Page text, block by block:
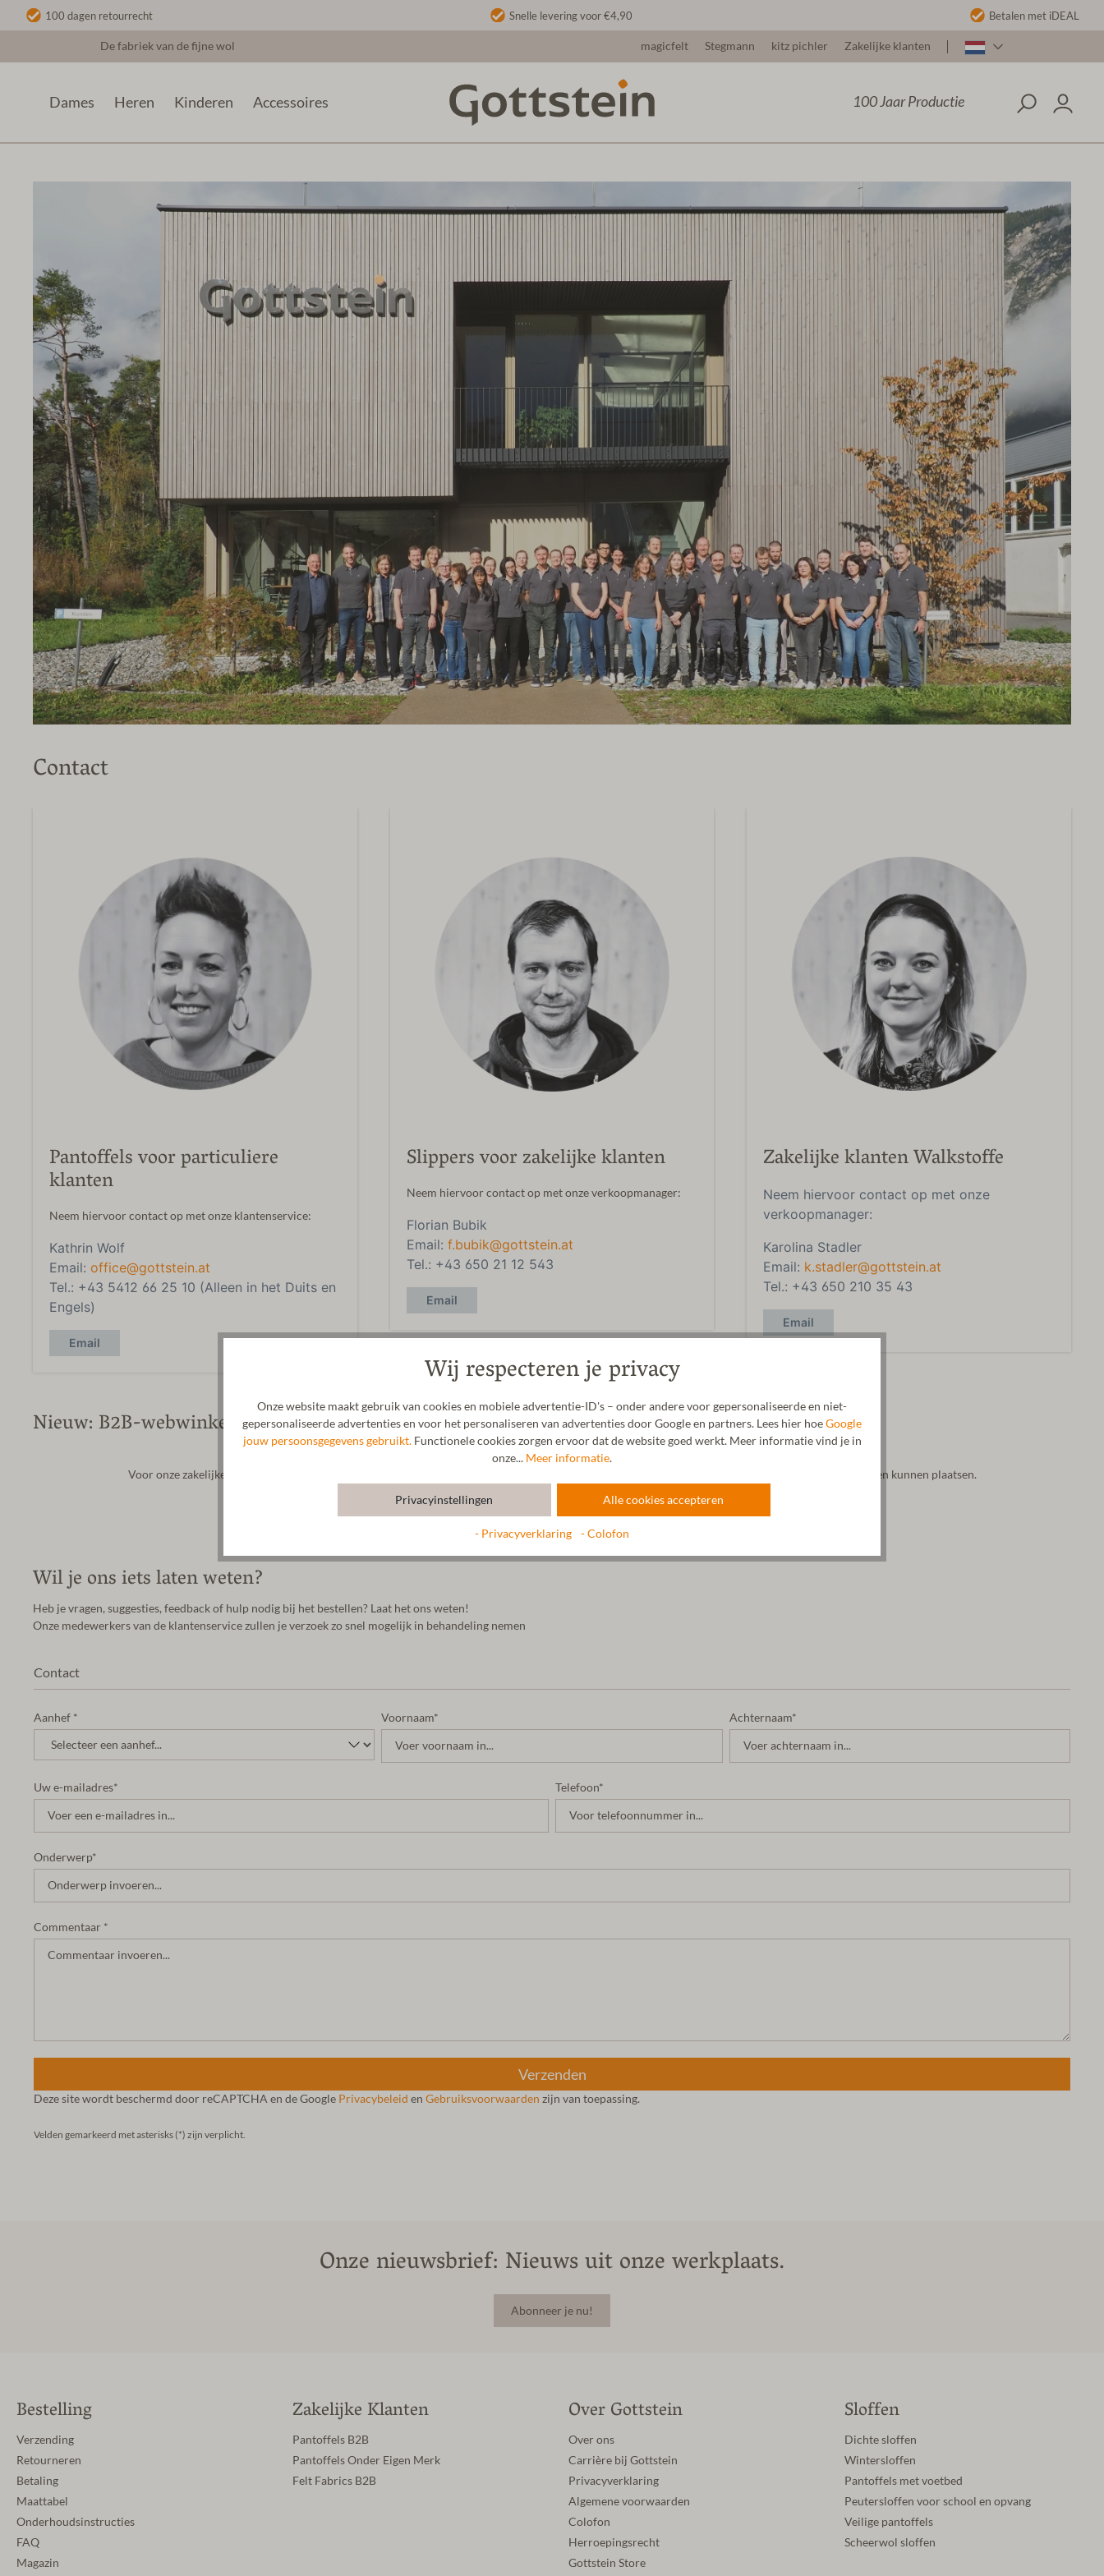
100 dagen retourrecht Snelle levering voor €4,90 Betalen met iDEAL
De fabriek van de fijne wol magicfelt Stegmann kitz pichler Zakelijke klanten
100 Jaar Productie
Dames Heren Kinderen Accessoires
Contact
Pantoffels voor particuliere
klanten
Neem hiervoor contact op met onze klantenservice:
Kathrin Wolf
Email: office@gottstein.at
Tel.: +43 5412 66 25 10 (Alleen in het Duits en
Engels)
Email
Slippers voor zakelijke klanten
Neem hiervoor contact op met onze verkoopmanager:
Florian Bubik
Email: f.bubik@gottstein.at
Tel.: +43 650 21 12 543
Email
Zakelijke klanten Walkstoffe
Neem hiervoor contact op met onze
verkoopmanager:
Karolina Stadler
Email: k.stadler@gottstein.at
Tel.: +43 650 210 35 43
Email
Nieuw: B2B-webwinkel voor pantoffels
Voor onze zakelijke B2B-klanten hebben we een eigen webshop opgezet, waar ze de huidige voorraad pantoffels kunnen bekijken en direct bestellingen kunnen plaatsen.
Wil je ons iets laten weten?
Heb je vragen, suggesties, feedback of hulp nodig bij het bestellen? Laat het ons weten!
Onze medewerkers van de klantenservice zullen je verzoek zo snel mogelijk in behandeling nemen
Contact
Aanhef * Voornaam* Achternaam*
Uw e-mailadres* Telefoon*
Onderwerp*
Commentaar *
Velden gemarkeerd met asterisks (*) zijn verplicht.
Deze site wordt beschermd door reCAPTCHA en de Google Privacybeleid en Gebruiksvoorwaarden zijn van toepassing.
Verzenden
Onze nieuwsbrief: Nieuws uit onze werkplaats.
Abonneer je nu!
Bestelling
Verzending
Retourneren
Betaling
Maattabel
Onderhoudsinstructies
FAQ
Magazin
Zakelijke Klanten
Pantoffels B2B
Pantoffels Onder Eigen Merk
Felt Fabrics B2B
Over Gottstein
Over ons
Carrière bij Gottstein
Privacyverklaring
Algemene voorwaarden
Colofon
Herroepingsrecht
Gottstein Store
Sloffen
Dichte sloffen
Wintersloffen
Pantoffels met voetbed
Peutersloffen voor school en opvang
Veilige pantoffels
Scheerwol sloffen
Wij respecteren je privacy
Onze website maakt gebruik van cookies en mobiele advertentie-ID's – onder andere voor gepersonaliseerde en niet-
gepersonaliseerde advertenties en voor het personaliseren van advertenties door Google en partners. Lees hier hoeGoogle
jouw persoonsgegevens gebruikt. Functionele cookies zorgen ervoor dat de website goed werkt. Meer informatie vind je in
onze... Meer informatie.
Privacyinstellingen Alle cookies accepteren
- Privacyverklaring - Colofon